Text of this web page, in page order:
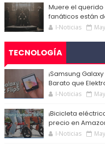
Muere el
fanáticos están
I-Noticias
TECNOLOGÍA
¡Samsung Galaxy
Barato que
I-Noticias
¡Bicicleta
precio en
I-Noticias